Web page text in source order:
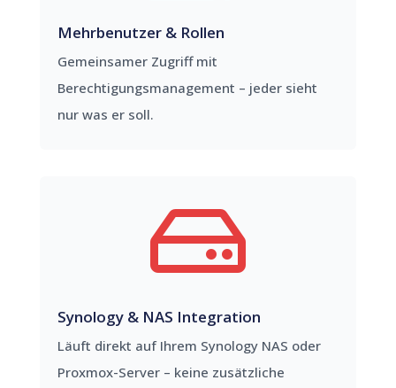
Mehrbenutzer & Rollen
Gemeinsamer Zugriff mit
Berechtigungsmanagement – jeder sieht
nur was er soll.

Synology & NAS Integration
Läuft direkt auf Ihrem Synology NAS oder
Proxmox-Server – keine zusätzliche